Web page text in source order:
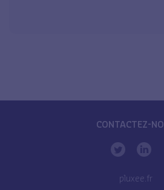
CONTACTEZ-
pluxee.fr